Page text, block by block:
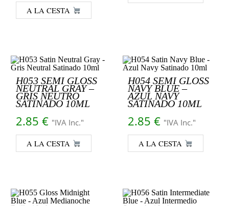
A LA CESTA
H053 SEMI GLOSS
NEUTRAL GRAY –
GRIS NEUTRO
SATINADO 10ML
2.85 € "IVA Inc."
A LA CESTA
H054 SEMI GLOSS
NAVY BLUE –
AZUL NAVY
SATINADO 10ML
2.85 € "IVA Inc."
A LA CESTA